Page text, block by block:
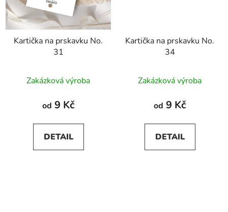
Kartička na prskavku No.
31
Zakázková výroba
od 9 Kč
DETAIL
Kartička na prskavku No.
34
Zakázková výroba
od 9 Kč
DETAIL